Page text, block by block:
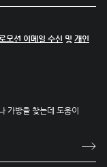
모션 이메일 수신 및 개인
가방을 찾는데 도움이